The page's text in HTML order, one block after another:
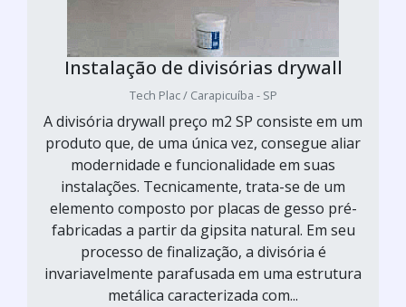
Instalação de divisórias drywall
Tech Plac / Carapicuíba - SP
A divisória drywall preço m2 SP consiste em um
produto que, de uma única vez, consegue aliar
modernidade e funcionalidade em suas
instalações. Tecnicamente, trata-se de um
elemento composto por placas de gesso pré-
fabricadas a partir da gipsita natural. Em seu
processo de finalização, a divisória é
invariavelmente parafusada em uma estrutura
metálica caracterizada com...